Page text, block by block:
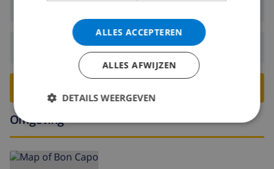
Vertrek:Voor: 10:00
Omgeving
ALLES ACCEPTEREN
ALLES AFWIJZEN
DETAILS WEERGEVEN